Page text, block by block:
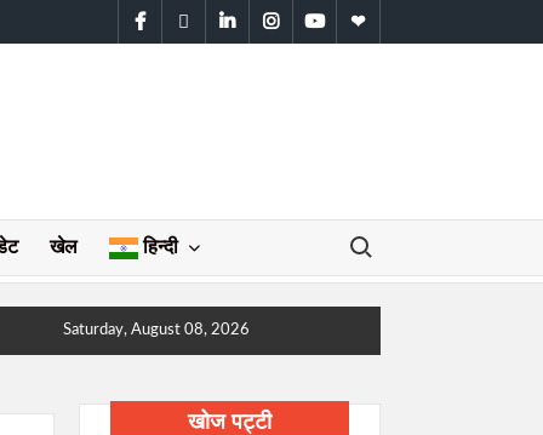
facebooktwitterlinkedininstagramyoutubeWhatsApp
खेल हिन्दी
Search for:
Saturday, August 08, 2026
खोज पट्टी